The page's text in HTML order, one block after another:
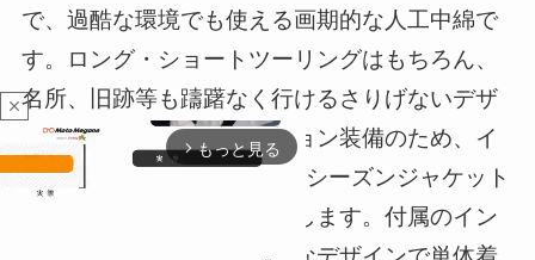
で、過酷な環境でも使える画期的な人工中綿で
す。ロング・ショートツーリングはもちろん、
名所、旧跡等も躊躇なく行けるさりげないデザ
イン。また、ベンチレーション装備のため、イ
ンナージャケットを外して3シーズンジャケット
として秋冬春と長期間活躍します。付属のイン
close
arrow_forward_ios もっと見る